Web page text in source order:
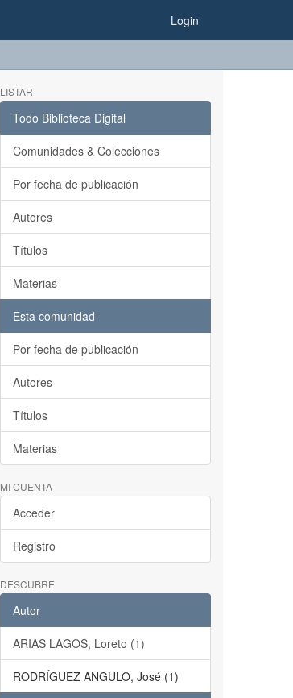
Login
LISTAR
Todo Biblioteca Digital
Comunidades & Colecciones
Por fecha de publicación
Autores
Títulos
Materias
Esta comunidad
Por fecha de publicación
Autores
Títulos
Materias
MI CUENTA
Acceder
Registro
DESCUBRE
Autor
ARIAS LAGOS, Loreto (1)
RODRÍGUEZ ANGULO, José (1)